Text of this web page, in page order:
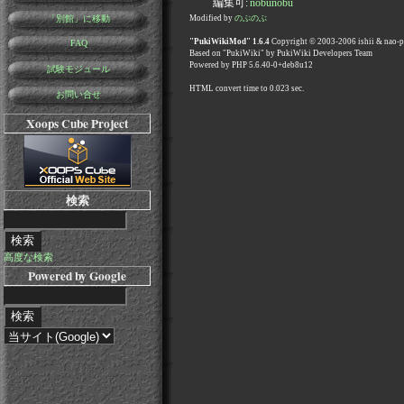
「別館」に移動
FAQ
試験モジュール
お問い合せ
Xoops Cube Project
検索
高度な検索
Powered by Google
編集可:nobunobu
Modified by のぶのぶ
"PukiWikiMod" 1.6.4 Copyright © 2003-2006 ishii & nao-
Based on "PukiWiki" by PukiWiki Developers Team
Powered by PHP 5.6.40-0+deb8u12
HTML convert time to 0.023 sec.